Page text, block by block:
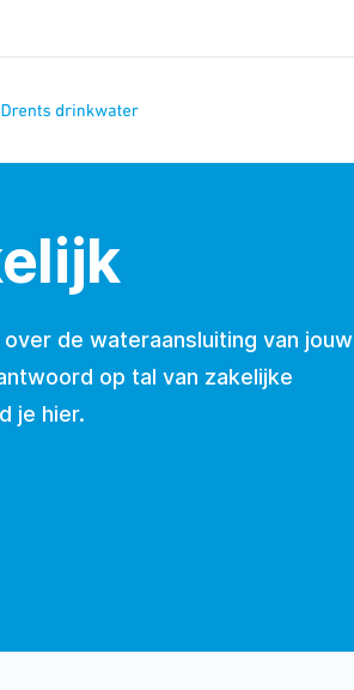
de wateraansluiting van jouw
op tal van zakelijke
je hier.